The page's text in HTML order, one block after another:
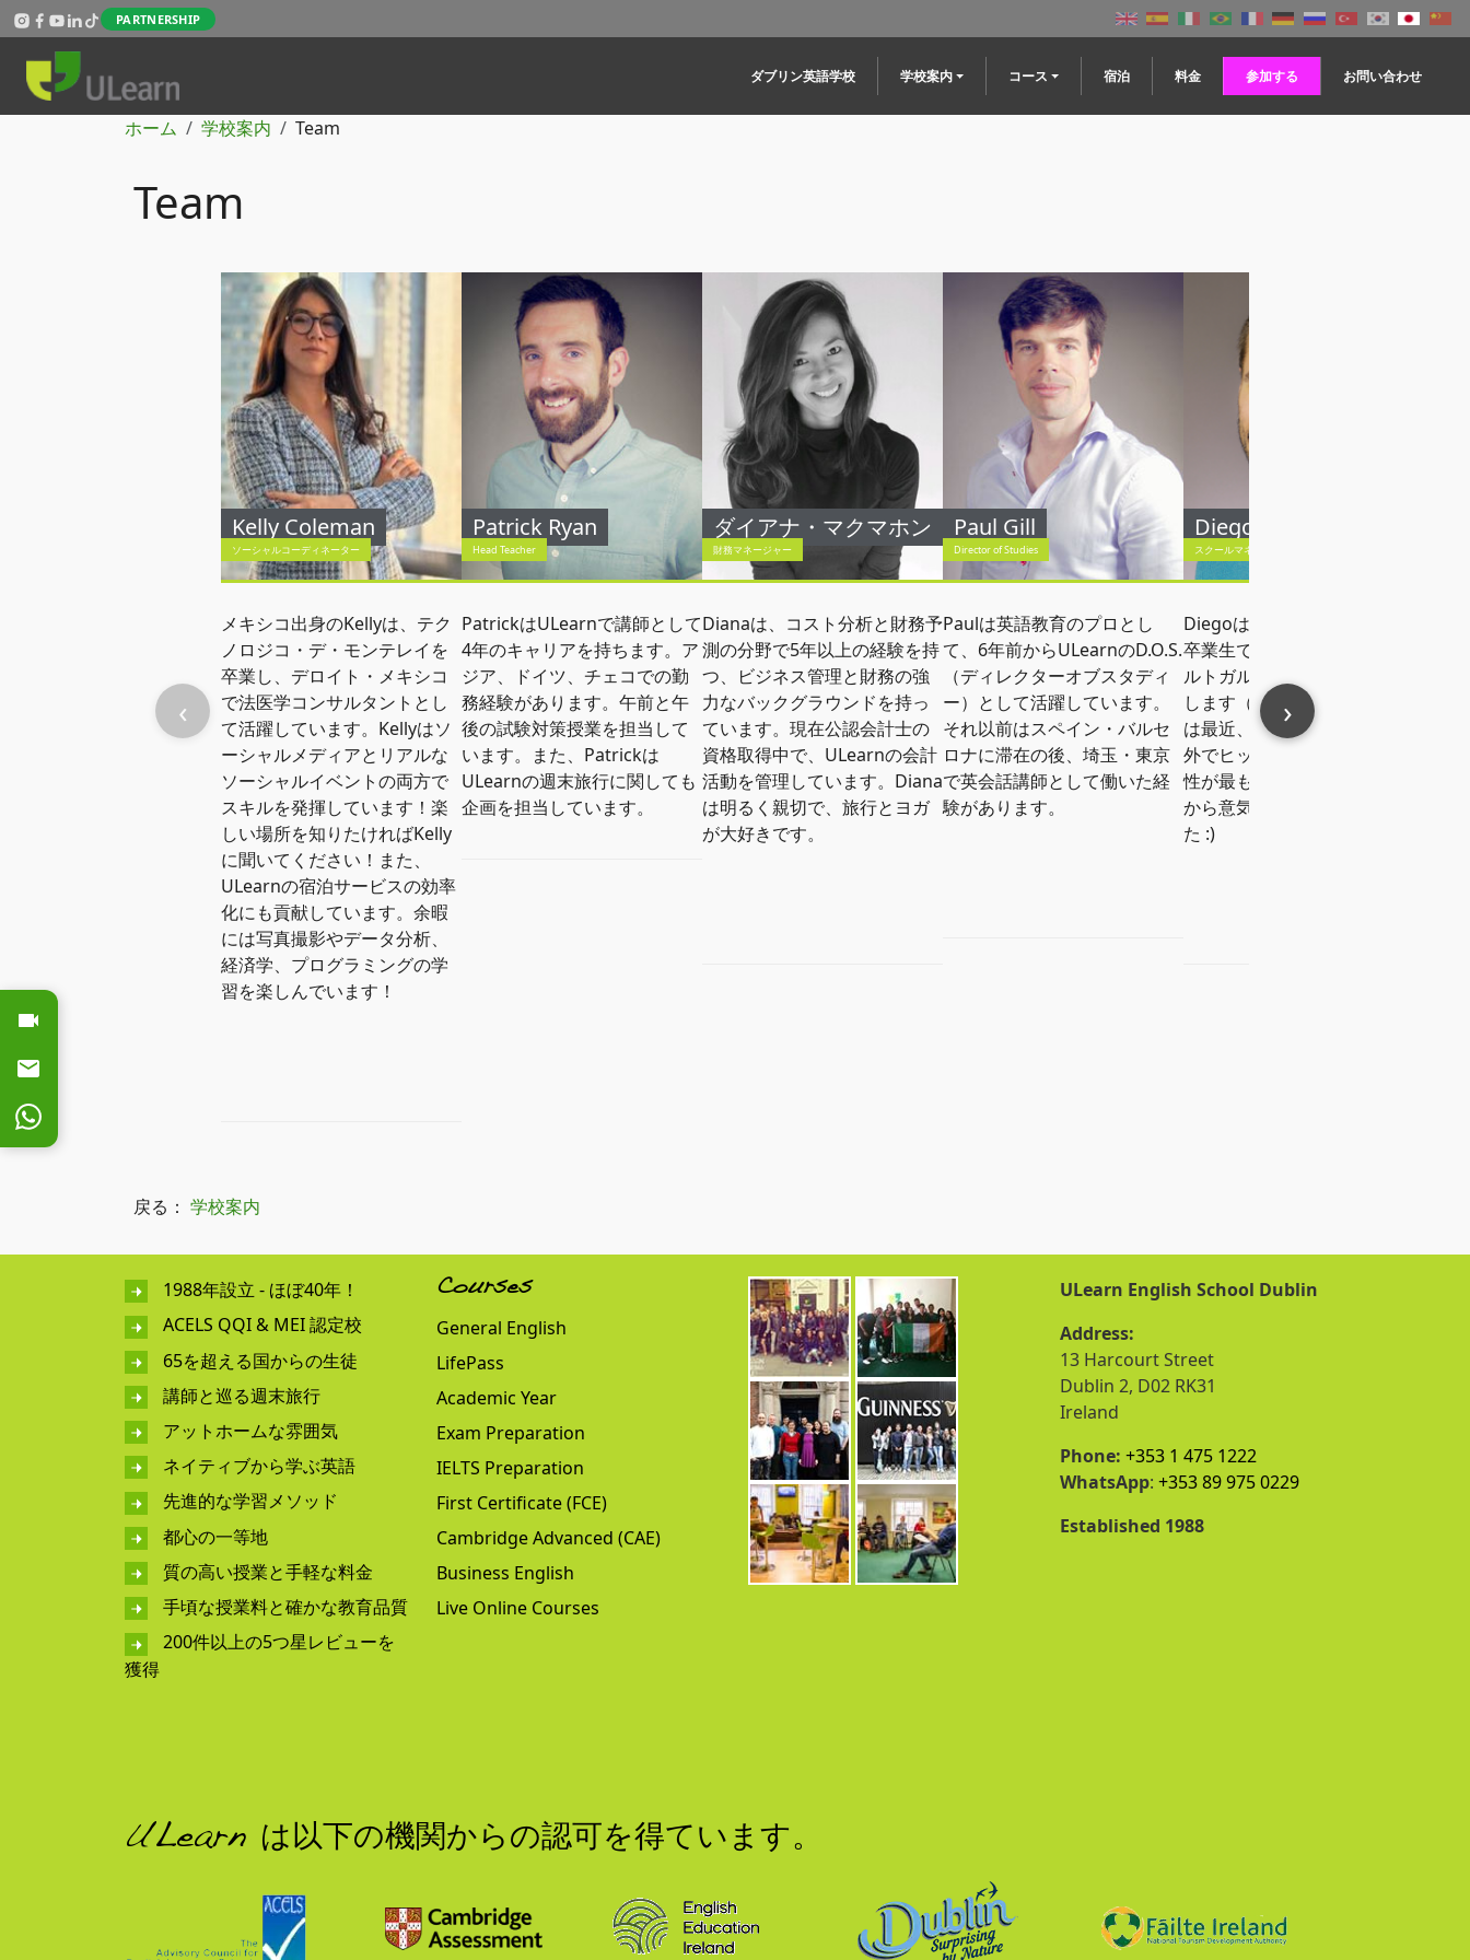
メインコンテンツに移動
PARTNERSHIP
Main navigation
ダブリン英語学校 学校案内 コース 宿泊 料金 参加する お問い合わせ
パンくず
ホーム 学校案内 Team
Team
Kelly Coleman
ソーシャルコーディネーター
メキシコ出身のKellyは、テク
ノロジコ・デ・モンテレイを
卒業し、デロイト・メキシコ
で法医学コンサルタントとし
て活躍しています。Kellyはソ
ーシャルメディアとリアルな
ソーシャルイベントの両方で
スキルを発揮しています！楽
しい場所を知りたければKelly
に聞いてください！また、
ULearnの宿泊サービスの効率
化にも貢献しています。余暇
には写真撮影やデータ分析、
経済学、プログラミングの学
習を楽しんでいます！
Patrick Ryan
Head Teacher
PatrickはULearnで講師として
4年のキャリアを持ちます。ア
ジア、ドイツ、チェコでの勤
務経験があります。午前と午
後の試験対策授業を担当して
います。また、Patrickは
ULearnの週末旅行に関しても
企画を担当しています。
ダイアナ・マクマホン
財務マネージャー
Dianaは、コスト分析と財務予
測の分野で5年以上の経験を持
つ、ビジネス管理と財務の強
力なバックグラウンドを持っ
ています。現在公認会計士の
資格取得中で、ULearnの会計
活動を管理しています。Diana
は明るく親切で、旅行とヨガ
が大好きです。
Paul Gill
Director of Studies
Paulは英語教育のプロとし
て、6年前からULearnのD.O.S.
（ディレクターオブスタディ
ー）として活躍しています。
それ以前はスペイン・バルセ
ロナに滞在の後、埼玉・東京
で英会話講師として働いた経
験があります。
Diego Taroco
スクールマネージャー
Diegoはモンテビデオ大学の
卒業生です。スペイン語、ポ
ルトガル語、英語を流暢に話
します（もちろん！）Diego
は最近、ULearnの社内「仕事
外でヒップスターになる可能
性が最も高い人」コンテスト
から意気揚々と帰ってきまし
た :)
‹ ›
戻る： 学校案内
1988年設立 - ほぼ40年！
ACELS QQI & MEI 認定校
65を超える国からの生徒
講師と巡る週末旅行
アットホームな雰囲気
ネイティブから学ぶ英語
先進的な学習メソッド
都心の一等地
質の高い授業と手軽な料金
手頃な授業料と確かな教育品質
200件以上の5つ星レビューを
獲得
Courses
General English
LifePass
Academic Year
Exam Preparation
IELTS Preparation
First Certificate (FCE)
Cambridge Advanced (CAE)
Business English
Live Online Courses
ULearn English School Dublin
Address:
13 Harcourt Street
Dublin 2, D02 RK31
Ireland
Phone: +353 1 475 1222
WhatsApp: +353 89 975 0229
Established 1988
ULearn は以下の機関からの認可を得ています。